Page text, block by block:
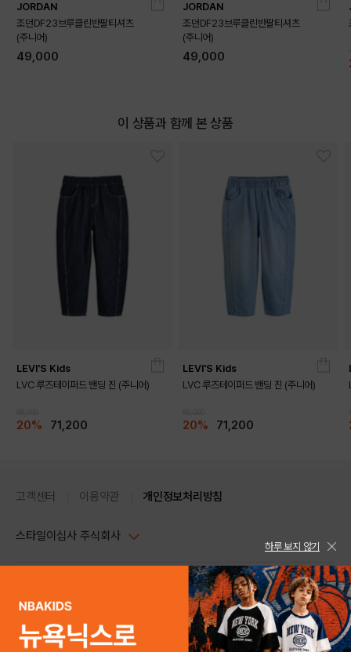
라글란 소매가 어깨 라인을 자연스럽게 이어줌
배색 소매가 스포티한 분위기를 살림
전면 리바이스 로고 그래픽으로 단독 착용 시 포인트가 분명함
JORDAN
조던DF23브루클린반팔티셔츠
(주니어)
49,000
JORDAN
조던DF23브루클린반팔티셔츠
(주니어)
49,000
이 상품과 함께 본 상품
LEVI'S Kids
LVC 루즈테이퍼드 밴딩 진 (주니어)
20% 71,200
LEVI'S Kids
LVC 루즈테이퍼드 밴딩 진 (주니어)
20% 71,200
고객센터 이용약관 개인정보처리방침
스타일이십사 주식회사
주소 : 서울시 강남구 논현로 633, 6층 (논현동, 한세엠케이빌딩)
사업자등록번호 : 116-81-32499
통신판매업신고번호 : 제 2024-서울강남-04239
스타일24 고객센터 1544-5336
평일 09:00~ 18:00 (토/일/공휴일 휴무)
help Email : help@style24.com
하루 보지 않기